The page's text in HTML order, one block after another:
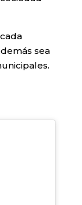
sea